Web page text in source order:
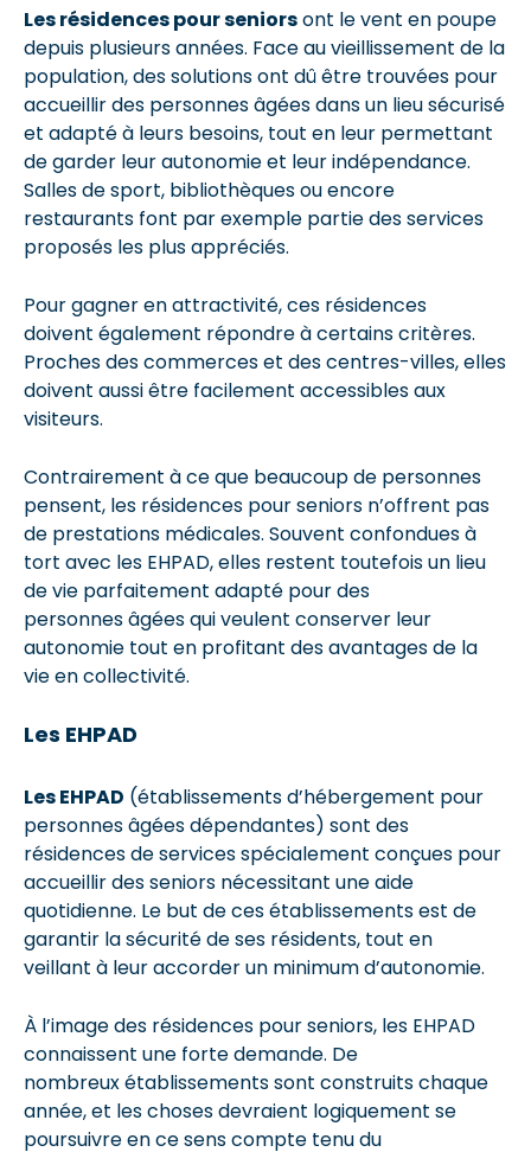
Les résidences pour seniorsont le vent en poupe
depuis plusieurs années. Face au vieillissement de la
population, des solutions ont dû être trouvées pour
accueillir des personnes âgées dans un lieu sécurisé
et adapté à leurs besoins, tout en leur permettant
de garder leur autonomie et leur indépendance.
Salles de sport, bibliothèques ou encore
restaurants font par exemple partie des services
proposés les plus appréciés.
Pour gagner en attractivité, ces résidences
doivent également répondre à certains critères.
Proches des commerces et des centres-villes, elles
doivent aussi être facilement accessibles aux
visiteurs.
Contrairement à ce que beaucoup de personnes
pensent, les résidences pour seniors n’offrent pas
de prestations médicales. Souvent confondues à
tort avec les EHPAD, elles restent toutefois un lieu
de vie parfaitement adapté pour des
personnes âgées qui veulent conserver leur
autonomie tout en profitant des avantages de la
vie en collectivité.
Les EHPAD
Les EHPAD (établissements d’hébergement pour
personnes âgées dépendantes) sont des
résidences de services spécialement conçues pour
accueillir des seniors nécessitant une aide
quotidienne. Le but de ces établissements est de
garantir la sécurité de ses résidents, tout en
veillant à leur accorder un minimum d’autonomie.
À l’image des résidences pour seniors, les EHPAD
connaissent une forte demande. De
nombreux établissements sont construits chaque
année, et les choses devraient logiquement se
poursuivre en ce sens compte tenu du